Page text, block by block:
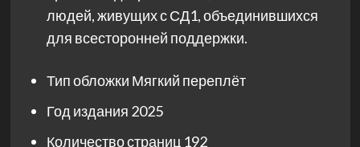
людей, живущих с СД1, объединившихся
для всесторонней поддержки.
Тип обложки Мягкий переплёт
Год издания 2025
Количество страниц 192